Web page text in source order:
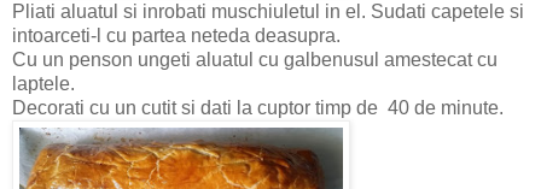
Pliati aluatul si inrobati muschiuletul in el. Sudati capetele si
intoarceti-l cu partea neteda deasupra.
Cu un penson ungeti aluatul cu galbenusul amestecat cu
laptele.
Decorati cu un cutit si dati la cuptor timp de 40 de minute.